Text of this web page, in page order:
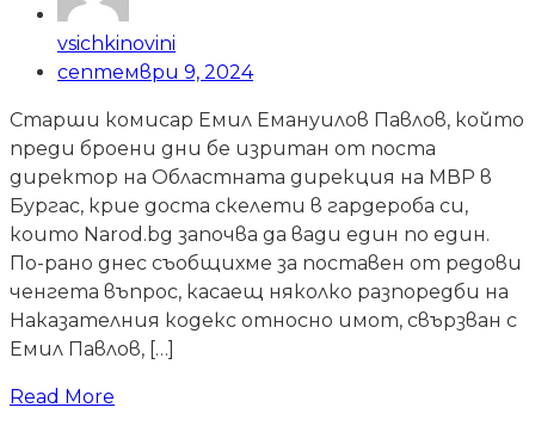
vsichkinovini
септември 9, 2024
Старши комисар Емил Емануилов Павлов, който
преди броени дни бе изритан от поста
директор на Областната дирекция на МВР в
Бургас, крие доста скелети в гардероба си,
които Narod.bg започва да вади един по един.
По-рано днес съобщихме за поставен от редови
ченгета въпрос, касаещ няколко разпоредби на
Наказателния кодекс относно имот, свързван с
Емил Павлов, […]
Read More